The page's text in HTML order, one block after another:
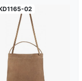
02
Загрузка...